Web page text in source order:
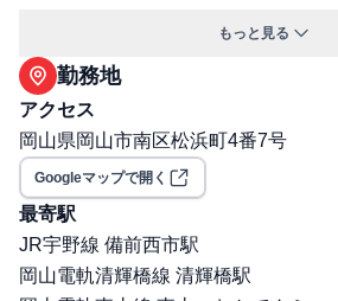
短時間勤務制度 ・寮、社宅家賃補助
任準備金 ・宿泊施設、各種レジャー
（福利厚生倶楽部） ・定期健康診断
貸与
交通費支給: 有
社宅・寮あり
保険: 社会保険完備（健康保険・厚生
災保険）
もっと見る
勤務地
アクセス
岡山県岡山市南区松浜町4番7号
Googleマップで開く
最寄駅
JR宇野線 備前西市駅
岡山電軌清輝橋線 清輝橋駅